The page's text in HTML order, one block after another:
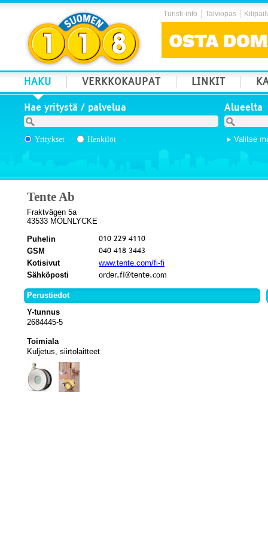
Turisti-info Talviopas
HAKU VERKKOKAUPAT LINKIT
Hae yritystä / palvelua
Yritykset Henkilöt
Alueelta
Valitse
Tente Ab
Fraktvägen 5a
43533 MÖLNLYCKE
Puhelin
GSM
Kotisivut
www.tente.com/fi-fi
Sähköposti
Perustiedot
Y-tunnus
2684445-5
Toimiala
Kuljetus, siirtolaitteet